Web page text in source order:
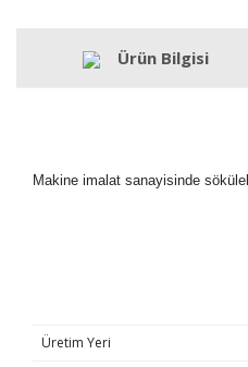
Ürün Bilgisi
Makine imalat sanayisinde
Üretim Yeri